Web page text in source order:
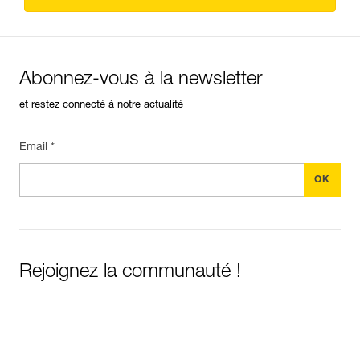
Abonnez-vous à la newsletter
et restez connecté à notre actualité
Email *
Rejoignez la communauté !